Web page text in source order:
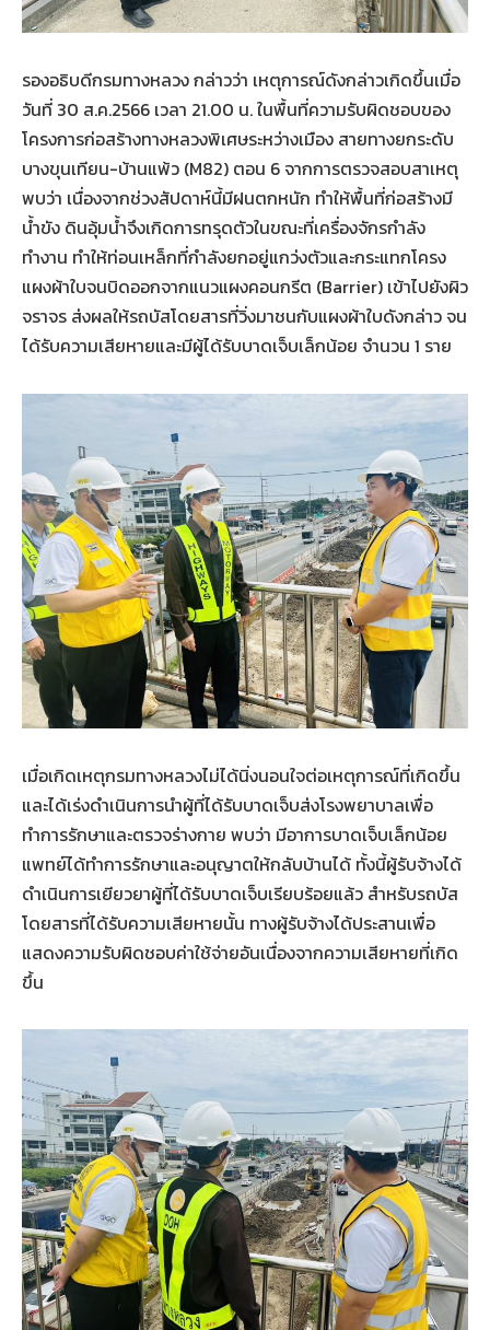
รองอธิบดีกรมทางหลวง กล่าวว่า เหตุการณ์ดังกล่าวเกิดขึ้นเมื่อ
วันที่ 30 ส.ค.2566 เวลา 21.00 น. ในพื้นที่ความรับผิดชอบของ
โครงการก่อสร้างทางหลวงพิเศษระหว่างเมือง สายทางยกระดับ
บางขุนเทียน-บ้านแพ้ว (M82) ตอน 6 จากการตรวจสอบสาเหตุ
พบว่า เนื่องจากช่วงสัปดาห์นี้มีฝนตกหนัก ทำให้พื้นที่ก่อสร้างมี
น้ำขัง ดินอุ้มน้ำจึงเกิดการทรุดตัวในขณะที่เครื่องจักรกำลัง
ทำงาน ทำให้ท่อนเหล็กที่กำลังยกอยู่แกว่งตัวและกระแทกโครง
แผงผ้าใบจนบิดออกจากแนวแผงคอนกรีต (Barrier) เข้าไปยังผิว
จราจร ส่งผลให้รถบัสโดยสารที่วิ่งมาชนกับแผงผ้าใบดังกล่าว จน
ได้รับความเสียหายและมีผู้ได้รับบาดเจ็บเล็กน้อย จำนวน 1 ราย
เมื่อเกิดเหตุกรมทางหลวงไม่ได้นิ่งนอนใจต่อเหตุการณ์ที่เกิดขึ้น
และได้เร่งดำเนินการนำผู้ที่ได้รับบาดเจ็บส่งโรงพยาบาลเพื่อ
ทำการรักษาและตรวจร่างกาย พบว่า มีอาการบาดเจ็บเล็กน้อย
แพทย์ได้ทำการรักษาและอนุญาตให้กลับบ้านได้ ทั้งนี้ผู้รับจ้างได้
ดำเนินการเยียวยาผู้ที่ได้รับบาดเจ็บเรียบร้อยแล้ว สำหรับรถบัส
โดยสารที่ได้รับความเสียหายนั้น ทางผู้รับจ้างได้ประสานเพื่อ
แสดงความรับผิดชอบค่าใช้จ่ายอันเนื่องจากความเสียหายที่เกิด
ขึ้น